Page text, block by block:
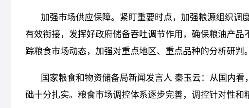
加强市场供应保障。紧盯重要时点，加强粮源组织调
有效衔接，发挥好政府储备吞吐调节作用，确保粮油产
踪粮食市场动态，加强对重点地区、重点品种的分析研判。
国家粮食和物资储备局新闻发言人 秦玉云：从国内
础十分扎实。粮食市场调控体系逐步完善，调控针对性和